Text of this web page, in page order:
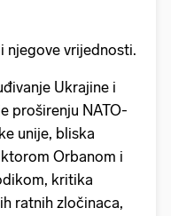
njegove vrijednosti.
Ukrajine i
proširenju NATO-
unije, bliska
Orbanom i
kritika
ratnih zločinaca,